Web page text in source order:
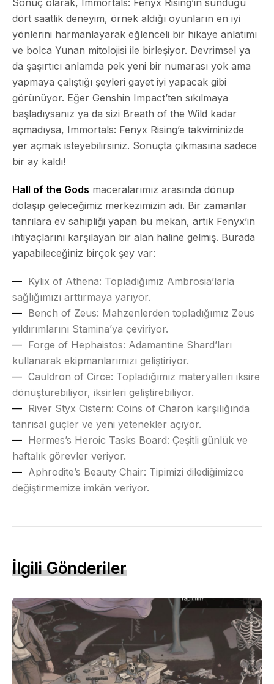
dört saatlik deneyim, örnek aldığı oyunların en iyi
yönlerini harmanlayarak eğlenceli bir hikaye anlatımı
ve bolca Yunan mitolojisi ile birleşiyor. Devrimsel ya
da şaşırtıcı anlamda pek yeni bir numarası yok ama
yapmaya çalıştığı şeyleri gayet iyi yapacak gibi
görünüyor. Eğer Genshin Impact’ten sıkılmaya
başladıysanız ya da sizi Breath of the Wild kadar
açmadıysa, Immortals: Fenyx Rising’e takviminizde
yer açmak isteyebilirsiniz. Sonuçta çıkmasına sadece
bir ay kaldı!
Hall of the Gods maceralarımız arasında dönüp
dolaşıp geleceğimiz merkezimizin adı. Bir zamanlar
tanrılara ev sahipliği yapan bu mekan, artık Fenyx’in
ihtiyaçlarını karşılayan bir alan haline gelmiş. Burada
yapabileceğiniz birçok şey var:
Kylix of Athena: Topladığımız Ambrosia’larla
sağlığımızı arttırmaya yarıyor.
Bench of Zeus: Mahzenlerden topladığımız Zeus
yıldırımlarını Stamina’ya çeviriyor.
Forge of Hephaistos: Adamantine Shard’ları
kullanarak ekipmanlarımızı geliştiriyor.
Cauldron of Circe: Topladığımız materyalleri iksire
dönüştürebiliyor, iksirleri geliştirebiliyor.
River Styx Cistern: Coins of Charon karşılığında
tanrısal güçler ve yeni yetenekler açıyor.
Hermes’s Heroic Tasks Board: Çeşitli günlük ve
haftalık görevler veriyor.
Aphrodite’s Beauty Chair: Tipimizi dilediğimizce
değiştirmemize imkân veriyor.
İlgili Gönderiler